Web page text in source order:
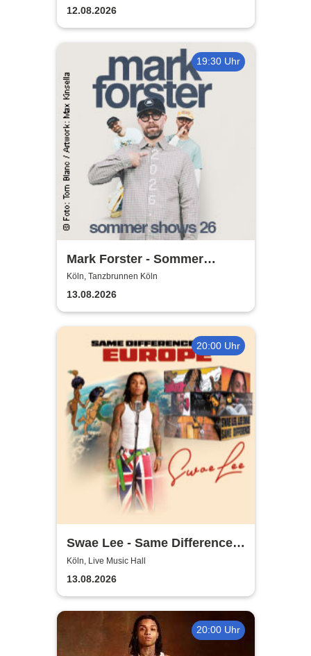
12.08.2026
19:30 Uhr
Mark Forster - Sommer
Shows 2026
Köln, Tanzbrunnen Köln
13.08.2026
20:00 Uhr
Swae Lee - Same Difference
Tour Europe
Köln, Live Music Hall
13.08.2026
20:00 Uhr